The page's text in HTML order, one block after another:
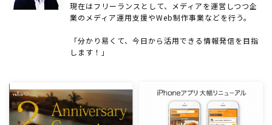
現在はフリーランスとして、メディアを運営しつつ企
業のメディア運用支援やWeb制作事業などを行う。
「分かり易くて、今日から活用できる情報発信を目指
します！」